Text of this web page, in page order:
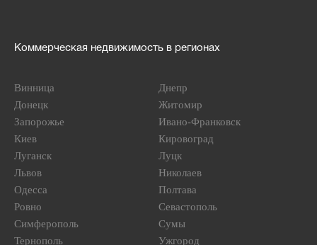
Коммерческая недвижимость в регионах
Винница
Днепр
Донецк
Житомир
Запорожье
Ивано-Франковск
Киев
Кировоград
Луганск
Луцк
Львов
Николаев
Одесса
Полтава
Ровно
Севастополь
Симферополь
Сумы
Тернополь
Ужгород